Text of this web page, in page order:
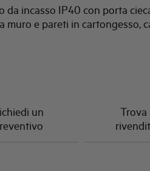
da incasso IP40 con porta
muro e pareti in cartongesso,
un
Trova